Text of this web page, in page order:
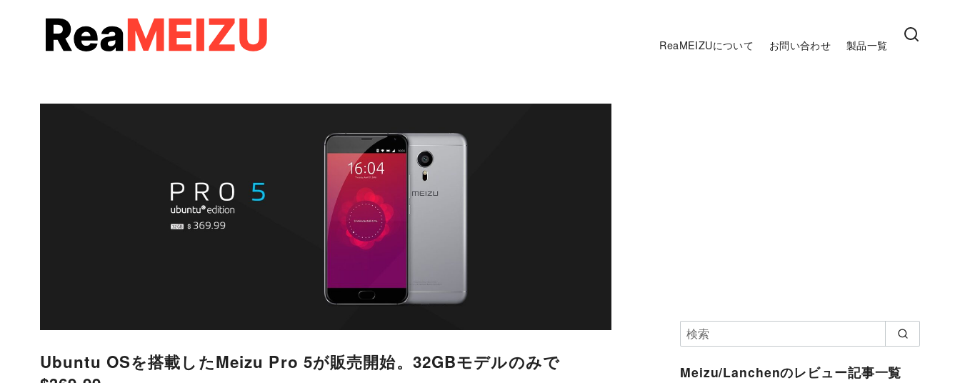
ReaMEIZUについて お問い合わせ 製品一覧
Ubuntu OSを搭載したMeizu Pro 5が販売開始。32GBモデルのみで
Meizu/Lanchenのレビュー記事一覧